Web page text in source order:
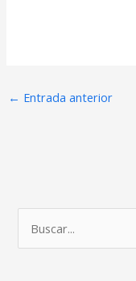
← Entrada anterior